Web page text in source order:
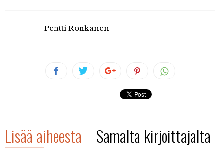
Pentti Ronkanen
Lisää aiheesta Samalta kirjoittajalta